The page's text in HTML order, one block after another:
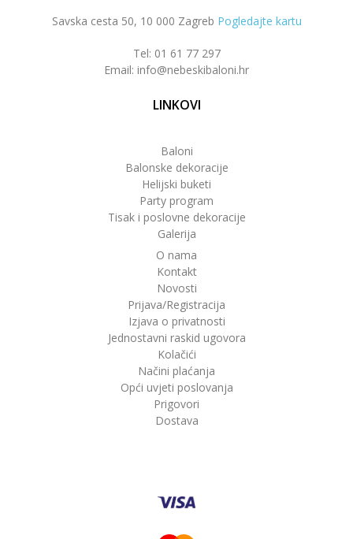
Savska cesta 50, 10 000 Zagreb Pogledajte kartu
Tel: 01 61 77 297
Email: info@nebeskibaloni.hr
LINKOVI
Baloni
Balonske dekoracije
Helijski buketi
Party program
Tisak i poslovne dekoracije
Galerija
O nama
Kontakt
Novosti
Prijava/Registracija
Izjava o privatnosti
Jednostavni raskid ugovora
Kolačići
Načini plaćanja
Opći uvjeti poslovanja
Prigovori
Dostava